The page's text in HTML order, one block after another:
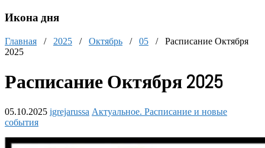
Икона дня
Главная / 2025 / Октябрь / 05 /
Расписание Октября
2025
Расписание Октября 2025
05.10.2025 igrejarussa Актуальное. Расписание и новые
события